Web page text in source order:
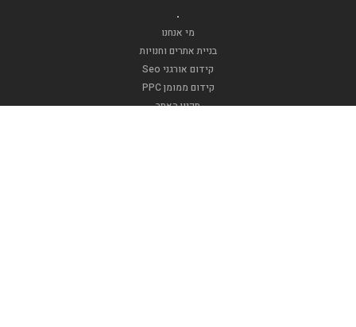
.
מי אנחנו
בניית אתרים וחנויות
קידום אורגני Seo
קידום ממומן PPC
תקנון האתר